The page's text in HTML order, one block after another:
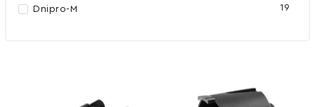
Dnipro-M 19